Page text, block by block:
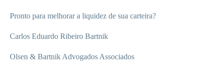
Pronto para melhorar a liquidez de sua carteira?
Carlos Eduardo Ribeiro Bartnik
Olsen & Bartnik Advogados Associados